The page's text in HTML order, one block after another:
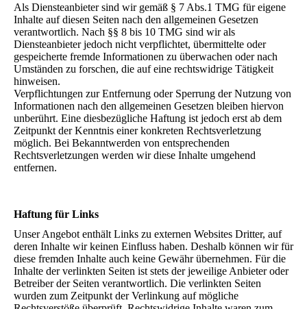
Als Diensteanbieter sind wir gemäß § 7 Abs.1 TMG für eigene
Inhalte auf diesen Seiten nach den allgemeinen Gesetzen
verantwortlich. Nach §§ 8 bis 10 TMG sind wir als
Diensteanbieter jedoch nicht verpflichtet, übermittelte oder
gespeicherte fremde Informationen zu überwachen oder nach
Umständen zu forschen, die auf eine rechtswidrige Tätigkeit
hinweisen.
Verpflichtungen zur Entfernung oder Sperrung der Nutzung von
Informationen nach den allgemeinen Gesetzen bleiben hiervon
unberührt. Eine diesbezügliche Haftung ist jedoch erst ab dem
Zeitpunkt der Kenntnis einer konkreten Rechtsverletzung
möglich. Bei Bekanntwerden von entsprechenden
Rechtsverletzungen werden wir diese Inhalte umgehend
entfernen.
Haftung für Links
Unser Angebot enthält Links zu externen Websites Dritter, auf
deren Inhalte wir keinen Einfluss haben. Deshalb können wir für
diese fremden Inhalte auch keine Gewähr übernehmen. Für die
Inhalte der verlinkten Seiten ist stets der jeweilige Anbieter oder
Betreiber der Seiten verantwortlich. Die verlinkten Seiten
wurden zum Zeitpunkt der Verlinkung auf mögliche